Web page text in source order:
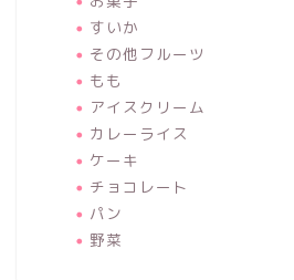
すいか
その他フルーツ
もも
アイスクリーム
カレーライス
ケーキ
チョコレート
パン
野菜